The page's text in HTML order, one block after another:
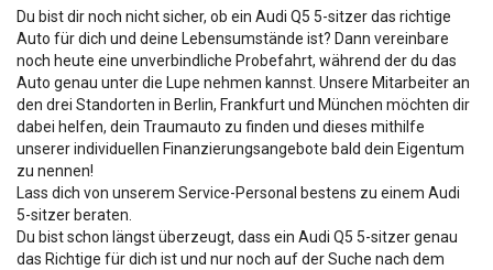
Du bist dir noch nicht sicher, ob ein Audi Q5 5-sitzer das richtige
Auto für dich und deine Lebensumstände ist? Dann vereinbare
noch heute eine unverbindliche Probefahrt, während der du das
Auto genau unter die Lupe nehmen kannst. Unsere Mitarbeiter an
den drei Standorten in Berlin, Frankfurt und München möchten dir
dabei helfen, dein Traumauto zu finden und dieses mithilfe
unserer individuellen Finanzierungsangebote bald dein Eigentum
zu nennen!
Lass dich von unserem Service-Personal bestens zu einem Audi
5-sitzer beraten.
Du bist schon längst überzeugt, dass ein Audi Q5 5-sitzer genau
das Richtige für dich ist und nur noch auf der Suche nach dem